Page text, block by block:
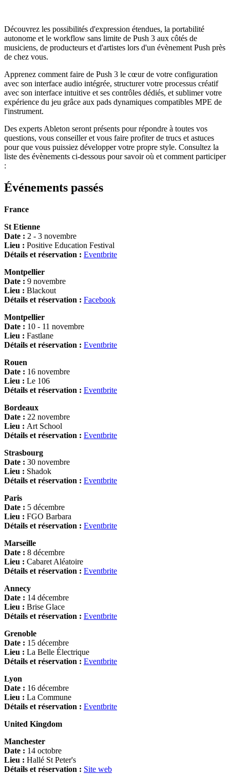
Découvrez les possibilités d'expression étendues, la portabilité
autonome et le workflow sans limite de Push 3 aux côtés de
musiciens, de producteurs et d'artistes lors d'un évènement Push près
de chez vous.
Apprenez comment faire de Push 3 le cœur de votre configuration
avec son interface audio intégrée, structurer votre processus créatif
avec son interface intuitive et ses contrôles dédiés, et sublimer votre
expérience du jeu grâce aux pads dynamiques compatibles MPE de
l'instrument.
Des experts Ableton seront présents pour répondre à toutes vos
questions, vous conseiller et vous faire profiter de trucs et astuces
pour que vous puissiez développer votre propre style. Consultez la
liste des évènements ci-dessous pour savoir où et comment participer
:
Événements passés
France
St Etienne
Date : 2 - 3 novembre
Lieu : Positive Education Festival
Détails et réservation : Eventbrite
Montpellier
Date : 9 novembre
Lieu : Blackout
Détails et réservation : Facebook
Montpellier
Date : 10 - 11 novembre
Lieu : Fastlane
Détails et réservation : Eventbrite
Rouen
Date : 16 novembre
Lieu : Le 106
Détails et réservation : Eventbrite
Bordeaux
Date : 22 novembre
Lieu : Art School
Détails et réservation : Eventbrite
Strasbourg
Date : 30 novembre
Lieu : Shadok
Détails et réservation : Eventbrite
Paris
Date : 5 décembre
Lieu : FGO Barbara
Détails et réservation : Eventbrite
Marseille
Date : 8 décembre
Lieu : Cabaret Aléatoire
Détails et réservation : Eventbrite
Annecy
Date : 14 décembre
Lieu : Brise Glace
Détails et réservation : Eventbrite
Grenoble
Date : 15 décembre
Lieu : La Belle Électrique
Détails et réservation : Eventbrite
Lyon
Date : 16 décembre
Lieu : La Commune
Détails et réservation : Eventbrite
United Kingdom
Manchester
Date : 14 octobre
Lieu : Hallé St Peter's
Détails et réservation : Site web